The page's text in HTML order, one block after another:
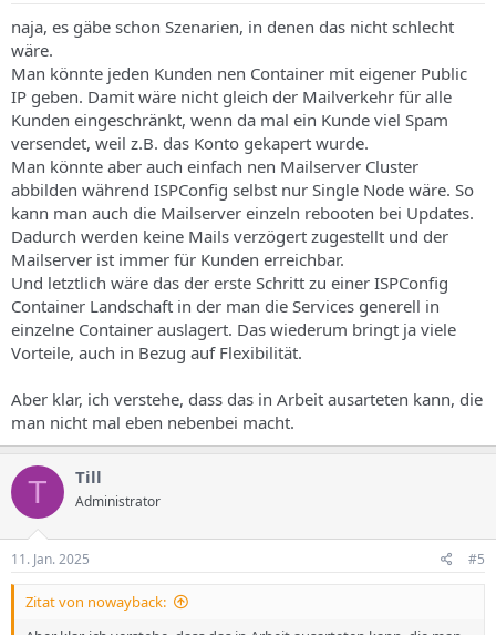
naja, es gäbe schon Szenarien, in denen das nicht schlecht
wäre.
Man könnte jeden Kunden nen Container mit eigener Public
IP geben. Damit wäre nicht gleich der Mailverkehr für alle
Kunden eingeschränkt, wenn da mal ein Kunde viel Spam
versendet, weil z.B. das Konto gekapert wurde.
Man könnte aber auch einfach nen Mailserver Cluster
abbilden während ISPConfig selbst nur Single Node wäre. So
kann man auch die Mailserver einzeln rebooten bei Updates.
Dadurch werden keine Mails verzögert zugestellt und der
Mailserver ist immer für Kunden erreichbar.
Und letztlich wäre das der erste Schritt zu einer ISPConfig
Container Landschaft in der man die Services generell in
einzelne Container auslagert. Das wiederum bringt ja viele
Vorteile, auch in Bezug auf Flexibilität.
Aber klar, ich verstehe, dass das in Arbeit ausarteten kann, die
man nicht mal eben nebenbei macht.
T Till
Administrator
11. Jan. 2025 #5
Zitat von nowayback: